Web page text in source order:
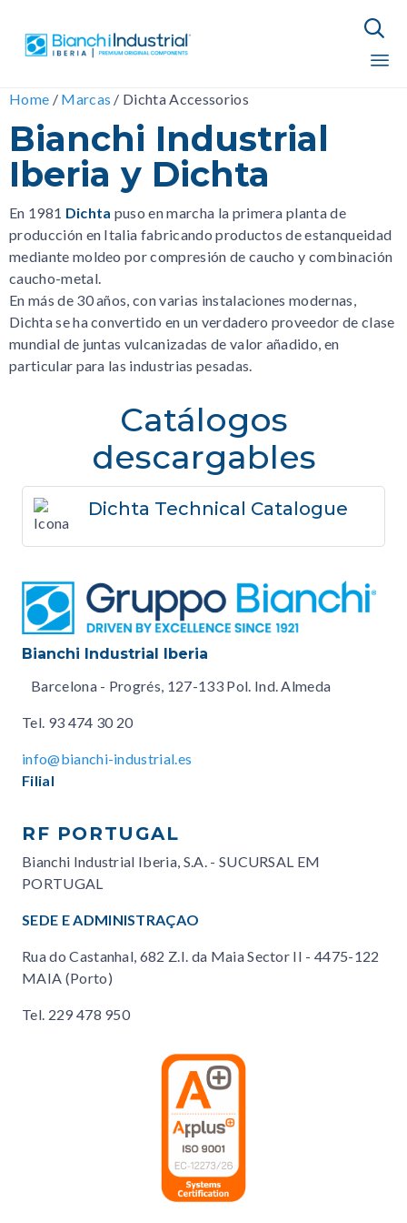

Home / Marcas / Dichta Accessorios
Bianchi Industrial
Iberia y Dichta
En 1981 Dichta puso en marcha la primera planta de
producción en Italia fabricando productos de estanqueidad
mediante moldeo por compresión de caucho y combinación
caucho-metal.
En más de 30 años, con varias instalaciones modernas,
Dichta se ha convertido en un verdadero proveedor de clase
mundial de juntas vulcanizadas de valor añadido, en
particular para las industrias pesadas.
Catálogos
descargables
Dichta Technical Catalogue
Bianchi Industrial Iberia
Barcelona - Progrés, 127-133 Pol. Ind. Almeda
Tel. 93 474 30 20
info@bianchi-industrial.es
Filial
RF PORTUGAL
Bianchi Industrial Iberia, S.A. - SUCURSAL EM
PORTUGAL
SEDE E ADMINISTRAÇAO
Rua do Castanhal, 682 Z.I. da Maia Sector II - 4475-122
MAIA (Porto)
Tel. 229 478 950